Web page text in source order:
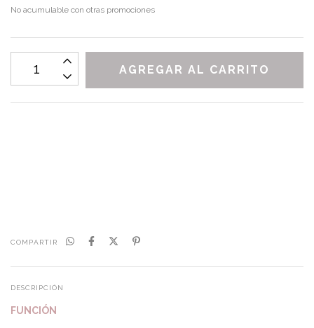
No acumulable con otras promociones
COMPARTIR
DESCRIPCIÓN
FUNCIÓN